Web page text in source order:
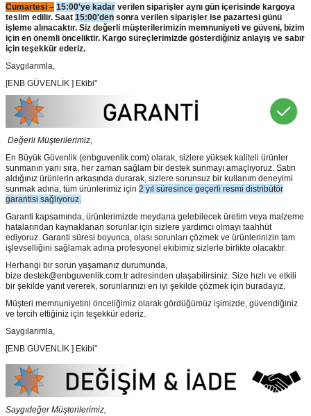
Cumartesi – 15:00'ye kadar verilen siparişler aynı gün içerisinde kargoya
teslim edilir. Saat 15:00'den sonra verilen siparişler ise pazartesi günü
işleme alınacaktır. Siz değerli müşterilerimizin memnuniyeti ve güveni, bizim
için en önemli önceliktir. Kargo süreçlerimizde gösterdiğiniz anlayış ve sabır
için teşekkür ederiz.
Saygılarımla,
[ENB GÜVENLİK ] Ekibi"
Değerli Müşterilerimiz,
En Büyük Güvenlik (enbguvenlik.com) olarak, sizlere yüksek kaliteli ürünler
sunmanın yanı sıra, her zaman sağlam bir destek sunmayı amaçlıyoruz. Satın
aldığınız ürünlerin arkasında durarak, sizlere sorunsuz bir kullanım deneyimi
sunmak adına, tüm ürünlerimiz için 2 yıl süresince geçerli resmi distribütör
garantisi sağlıyoruz.
Garanti kapsamında, ürünlerimizde meydana gelebilecek üretim veya malzeme
hatalarından kaynaklanan sorunlar için sizlere yardımcı olmayı taahhüt
ediyoruz. Garanti süresi boyunca, olası sorunları çözmek ve ürünlerinizin tam
işlevselliğini sağlamak adına profesyonel ekibimiz sizlerle birlikte olacaktır.
Herhangi bir sorun yaşamanız durumunda,
bize destek@enbguvenlik.com.tr adresinden ulaşabilirsiniz. Size hızlı ve etkili
bir şekilde yanıt vererek, sorunlarınızı en iyi şekilde çözmek için buradayız.
Müşteri memnuniyetini önceliğimiz olarak gördüğümüz işimizde, güvendiğiniz
ve tercih ettiğiniz için teşekkür ederiz.
Saygılarımla,
[ENB GÜVENLİK ] Ekibi"
Saygıdeğer Müşterilerimiz,